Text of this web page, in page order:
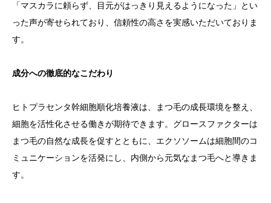
「マスカラに頼らず、目元がはっきり見えるようになった」とい
った声が寄せられており、信頼性の高さを実感いただいておりま
す。
成分への徹底的なこだわり
ヒトプラセンタ幹細胞順化培養液は、まつ毛の成長環境を整え、
細胞を活性化させる働きが期待できます。グロースファクターは
まつ毛の自然な成長を促すとともに、エクソソームは細胞間のコ
ミュニケーションを活発にし、内側から元気なまつ毛へと導きま
す。